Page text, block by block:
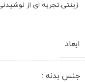
زینتی.تجربه ‌ای از
ابعاد
جنس بدنه :